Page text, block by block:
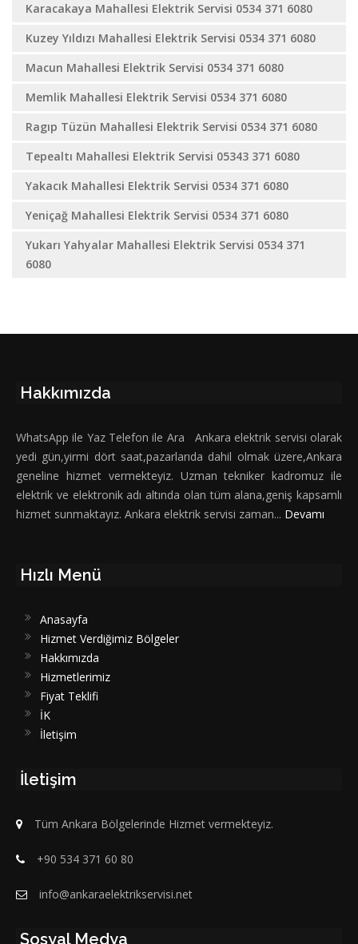
Karacakaya Mahallesi Elektrik Servisi 0534 371 6080
Kuzey Yıldızı Mahallesi Elektrik Servisi 0534 371 6080
Macun Mahallesi Elektrik Servisi 0534 371 6080
Memlik Mahallesi Elektrik Servisi 0534 371 6080
Ragıp Tüzün Mahallesi Elektrik Servisi 0534 371 6080
Tepealtı Mahallesi Elektrik Servisi 05343 371 6080
Yakacık Mahallesi Elektrik Servisi 0534 371 6080
Yeniçağ Mahallesi Elektrik Servisi 0534 371 6080
Yukarı Yahyalar Mahallesi Elektrik Servisi 0534 371
6080
Hakkımızda
WhatsApp ile Yaz Telefon ile Ara Ankara elektrik servisi olarak
yedi gün,yirmi dört saat,pazarlarıda dahil olmak üzere,Ankara
geneline hizmet vermekteyiz. Uzman tekniker kadromuz ile
elektrik ve elektronik adı altında olan tüm alana,geniş kapsamlı
hizmet sunmaktayız. Ankara elektrik servisi zaman... Devamı
Hızlı Menü
Anasayfa
Hizmet Verdiğimiz Bölgeler
Hakkımızda
Hizmetlerimiz
Fiyat Teklifi
İK
İletişim
İletişim
Tüm Ankara Bölgelerinde Hizmet vermekteyiz.
+90 534 371 60 80
info@ankaraelektrikservisi.net
Sosyal Medya